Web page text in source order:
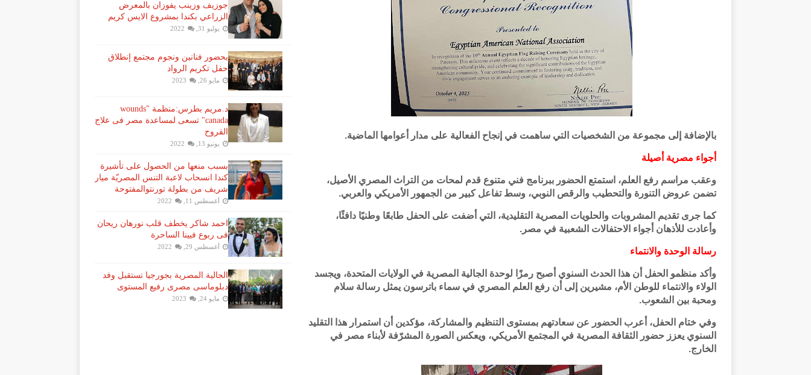
بالإضافة إلى مجموعة من الشخصيات التي ساهمت في إنجاح الفعالية على مدار أعوامها الماضية.
أجواء مصرية أصيلة
وعقب مراسم رفع العلم، استمتع الحضور ببرنامج فني متنوع قدم لمحات من التراث المصري الأصيل،
تضمن عروض التنورة والتحطيب والرقص النوبي، وسط تفاعل كبير من الجمهور الأمريكي والعربي.
كما جرى تقديم المشروبات والحلويات المصرية التقليدية، التي أضفت على الحفل طابعًا وطنيًا دافئًا،
وأعادت للأذهان أجواء الاحتفالات الشعبية في مصر.
رسالة الوحدة والانتماء
وأكد منظمو الحفل أن هذا الحدث السنوي أصبح رمزًا لوحدة الجالية المصرية في الولايات المتحدة، ويجسد
الولاء والانتماء للوطن الأم، مشيرين إلى أن رفع العلم المصري في سماء باترسون يمثل رسالة سلام
ومحبة بين الشعوب.
وفي ختام الحفل، أعرب الحضور عن سعادتهم بمستوى التنظيم والمشاركة، مؤكدين أن استمرار هذا التقليد
السنوي يعزز حضور الثقافة المصرية في المجتمع الأمريكي، ويعكس الصورة المشرّفة لأبناء مصر في
الخارج.
جوزيف وزينب يفوزان بالمعرض
الزراعي بكندا بمشروع الايس كريم
يوليو 31, 2022
بحضور فنانين ونجوم مجتمع إنطلاق
حفل تكريم الرواد
مايو 26, 2023
د.مريم بطرس:منظمة "wounds
canada" تسعى لمساعدة مصر فى علاج
القروح
يونيو 13, 2022
بسبب منعها من الحصول على تأشيرة
كندا انسحاب لاعبة ​التنس​ المصريّة ​ميار
شريف​ من بطولة ​تورنتو​المفتوحة
أغسطس 11, 2022
احمد شاكر يخطف قلب نورهان ريحان
فى ربوع فيينا الساحرة
أغسطس 29, 2022
الجالية المصرية بجورجيا تستقبل وفد
دبلوماسى مصرى رفيع المستوى
مايو 24, 2023